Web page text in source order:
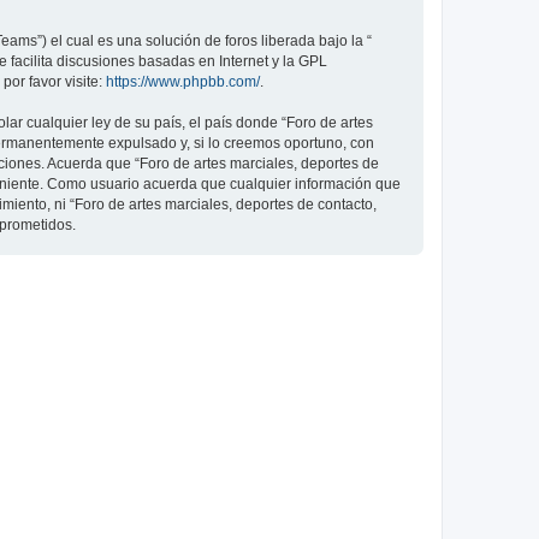
el cual es una solución de foros liberada bajo la “
facilita discusiones basadas en Internet y la GPL
favor visite: https://www.phpbb.com/.
cualquier ley de su país, el país donde “Foro de artes
expulsado y, si lo creemos oportuno, con
Acuerda que “Foro de artes marciales, deportes de
Como usuario acuerda que cualquier información que
ni “Foro de artes marciales, deportes de contacto,